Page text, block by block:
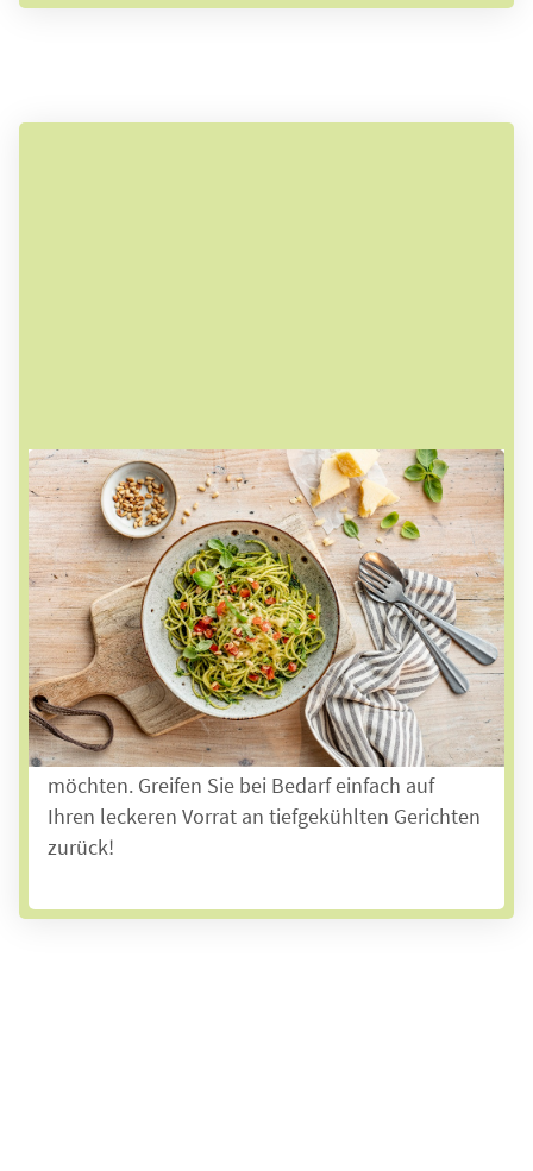
Ausgezeichneter Service zu fairen
Preisen
Unsere Speisenkarte bietet täglich 6
verschiedene Gerichte zur Auswahl. Das
Angebot reicht von herzhafter Hausmannskost
bis hin zu beliebten Spezialitäten. Statt einer
täglichen Lieferung heißer Gerichte können Sie
mit unsererTiefkühl-Anlieferungauch ganz
flexibel entscheiden, was Sie wann essen
möchten. Greifen Sie bei Bedarf einfach auf
Ihren leckeren Vorrat an tiefgekühlten Gerichten
zurück!